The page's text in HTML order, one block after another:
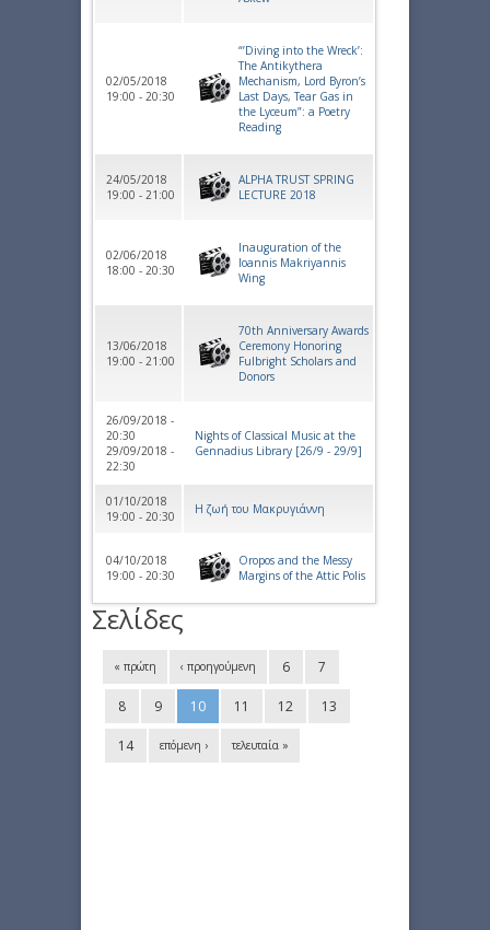
02/05/2018
19:00 - 20:30
“’Diving into the Wreck’:
The Antikythera
Mechanism, Lord Byron’s
Last Days, Tear Gas in
the Lyceum”: a Poetry
Reading
24/05/2018
19:00 - 21:00
ALPHA TRUST SPRING
LECTURE 2018
02/06/2018
18:00 - 20:30
Inauguration of the
Ioannis Makriyannis
Wing
13/06/2018
19:00 - 21:00
70th Anniversary Awards
Ceremony Honoring
Fulbright Scholars and
Donors
26/09/2018 -
20:30
29/09/2018 -
22:30
Nights of Classical Music at the
Gennadius Library [26/9 - 29/9]
01/10/2018
19:00 - 20:30
Η ζωή του Μακρυγιάννη
04/10/2018
19:00 - 20:30
Oropos and the Messy
Margins of the Attic Polis
Σελίδες
« πρώτη ‹ προηγούμενη 6 7
8 9 10 11 12 13
14 επόμενη › τελευταία »